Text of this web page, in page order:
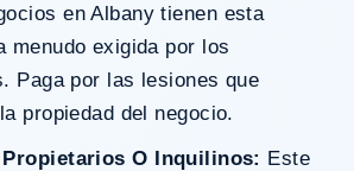
en Albany tienen esta
menudo exigida por los
Paga por las lesiones que
propiedad del negocio.
Propietarios O Inquilinos: Este